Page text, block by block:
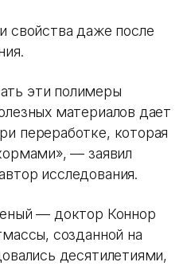
свойства даже после
эти полимеры
материалов дает
переработке, которая
— заявил
исследования.
— доктор Коннор
созданной на
десятилетиями,